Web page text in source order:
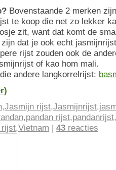
Bovenstaande 2 merken
te koop die net zo lekker
zit, want dat komt de
dat je ook echt
rijst zouden ook de
of kao hom mali.
andere langkorrelrijst:
,Jasmijn rijst,Jasmijnrijst,
,pandan rijst,pandanrijst,
rijst,Vietnam | 43 reacties